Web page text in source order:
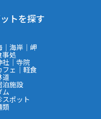
トを探す
｜海岸｜岬
事処
社｜寺院
フェ｜軽食
道
泊施設
ム
スポット
類